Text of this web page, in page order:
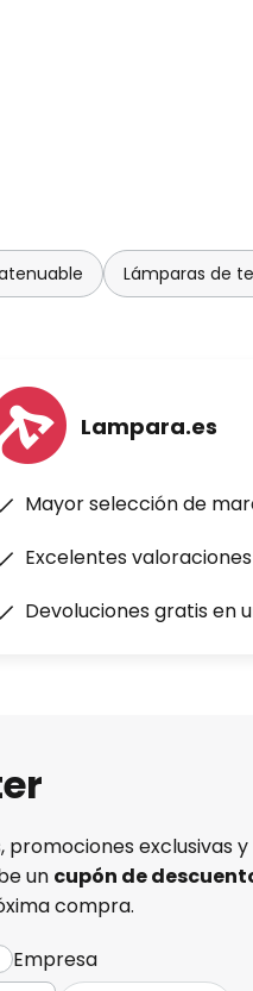
Lámparas de
Lampara.es
Mayor selección de
Excelentes
Devoluciones gratis en
exclusivas
un cupón de
compra.
Empresa